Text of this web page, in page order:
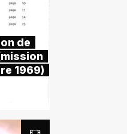
de
1969)